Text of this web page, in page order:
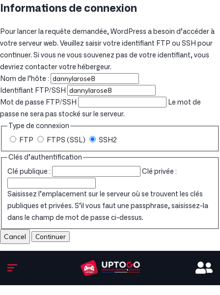
Informations de connexion
Pour lancer la requête demandée, WordPress a besoin d’accéder à
votre serveur web. Veuillez saisir votre identifiant FTP ou SSH pour
continuer. Si vous ne vous souvenez pas de votre identifiant, vous
devriez contacter votre hébergeur.
Nom de l’hôte :
Identifiant FTP/SSH
Mot de passe FTP/SSH
Le mot de
passe ne sera pas stocké sur le serveur.
Type de connexion
FTP FTPS (SSL) SSH2
Clés d’authentification
Clé publique : Clé privée :
Saisissez l’emplacement sur le serveur où se trouvent les clés
publiques et privées. S’il vous faut une passphrase, saisissez-la
dans le champ de mot de passe ci-dessus.
Cancel